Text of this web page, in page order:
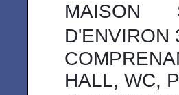
MAISON
HALL, WC,